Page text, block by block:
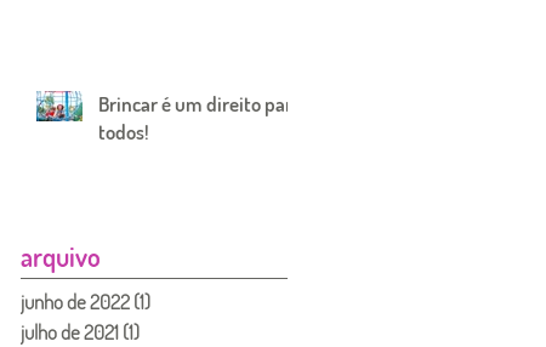
Brincar é um direito para
todos!
arquivo
junho de 2022(1)
julho de 2021(1)